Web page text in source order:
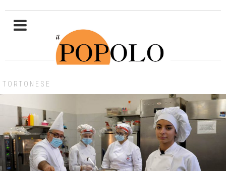
TORTONESE